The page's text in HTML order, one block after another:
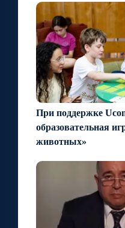
При поддержке
образовательная
животных»